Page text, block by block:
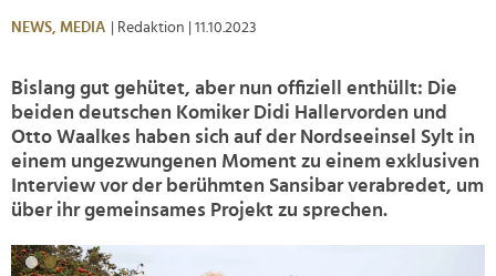
NEWS, MEDIA | Redaktion | 11.10.2023
Bislang gut gehütet, aber nun offiziell enthüllt: Die
beiden deutschen Komiker Didi Hallervorden und
Otto Waalkes haben sich auf der Nordseeinsel Sylt in
einem ungezwungenen Moment zu einem exklusiven
Interview vor der berühmten Sansibar verabredet, um
über ihr gemeinsames Projekt zu sprechen.
>